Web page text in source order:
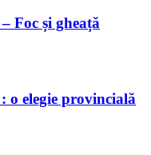
Foc și gheață
o elegie provincială